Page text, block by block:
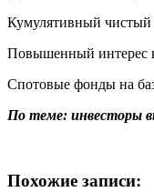
Кумулятивный чистый
Повышенный интерес к
Спотовые фонды на
По теме: инвесторы
Похожие записи: